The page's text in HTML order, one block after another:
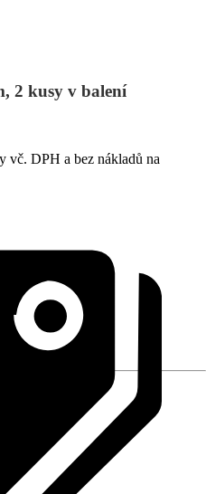
2 kusy v balení
DPH a bez nákladů na